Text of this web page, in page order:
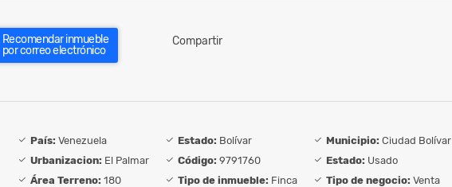
Recomendar inmueble
por correo electrónico
Compartir
País: Venezuela Estado: Bolívar Municipio: Ciudad Bolívar
Urbanizacion: El Palmar Código: 9791760 Estado: Usado
Área Terreno: 180
Tipo de inmueble: Finca Tipo de negocio: Venta